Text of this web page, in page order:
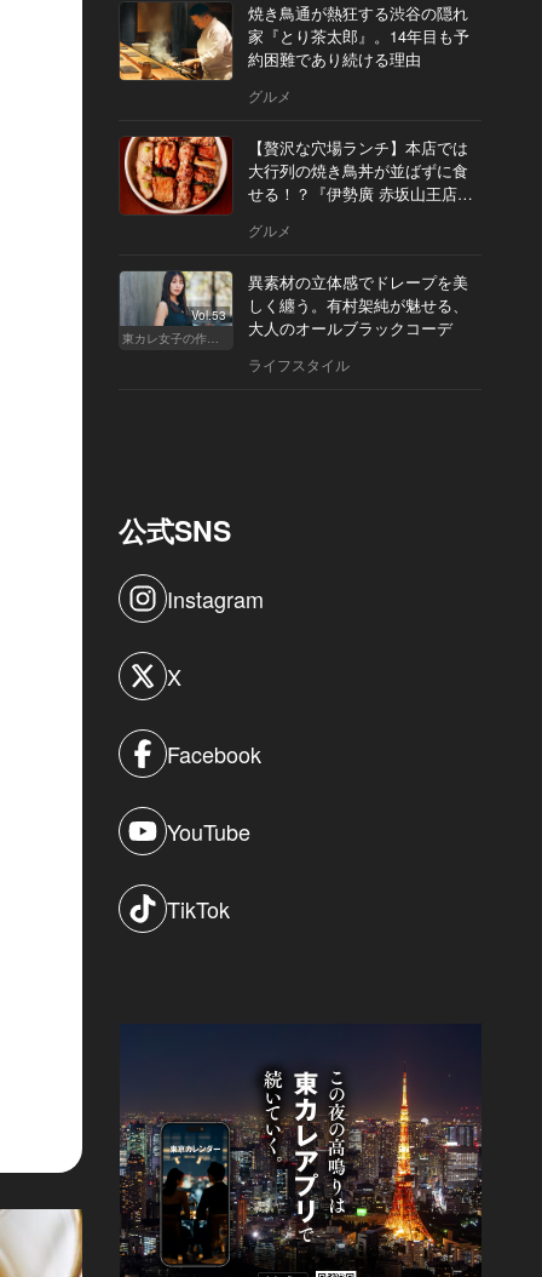
焼き鳥通が熱狂する渋谷の隠れ
家『とり茶太郎』。14年目も予
約困難であり続ける理由
グルメ
【贅沢な穴場ランチ】本店では
大行列の焼き鳥丼が並ばずに食
せる！？『伊勢廣 赤坂山王店』
グルメ
Vol.53
東カレ女子の作り方
異素材の立体感でドレープを美
しく纏う。有村架純が魅せる、
大人のオールブラックコーデ
ライフスタイル
公式SNS
Instagram
X
Facebook
YouTube
TikTok